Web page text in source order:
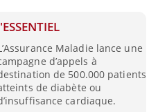
Maladie lance une
d’appels à
de 500.000 patients
de diabète ou
cardiaque.